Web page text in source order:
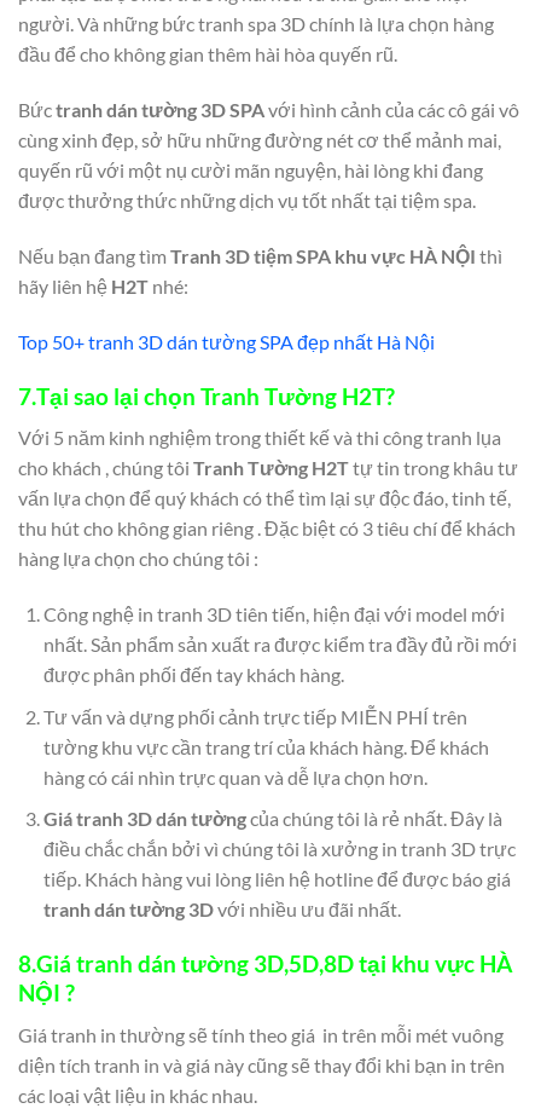
người. Và những bức tranh spa 3D chính là lựa chọn hàng
đầu để cho không gian thêm hài hòa quyến rũ.
Bứctranh dán tường 3D SPAvới hình cảnh của các cô gái vô
cùng xinh đẹp, sở hữu những đường nét cơ thể mảnh mai,
quyến rũ với một nụ cười mãn nguyện, hài lòng khi đang
được thưởng thức những dịch vụ tốt nhất tại tiệm spa.
Nếu bạn đang tìm Tranh 3D tiệm SPA khu vực HÀ NỘI thì
hãy liên hệ H2T nhé:
Top 50+ tranh 3D dán tường SPA đẹp nhất Hà Nội
7.Tại sao lại chọn Tranh Tường H2T?
Với 5 năm kinh nghiệm trong thiết kế và thi công tranh lụa
cho khách , chúng tôi Tranh Tường H2Ttự tin trong khâu tư
vấn lựa chọn để quý khách có thể tìm lại sự độc đáo, tinh tế,
thu hút cho không gian riêng . Đặc biệt có 3 tiêu chí để khách
hàng lựa chọn cho chúng tôi :
Công nghệ in tranh 3D tiên tiến, hiện đại với model mới
nhất. Sản phẩm sản xuất ra được kiểm tra đầy đủ rồi mới
được phân phối đến tay khách hàng.
Tư vấn và dựng phối cảnh trực tiếp MIỄN PHÍ trên
tường khu vực cần trang trí của khách hàng. Để khách
hàng có cái nhìn trực quan và dễ lựa chọn hơn.
Giá tranh 3D dán tườngcủa chúng tôi là rẻ nhất. Đây là
điều chắc chắn bởi vì chúng tôi là xưởng in tranh 3D trực
tiếp. Khách hàng vui lòng liên hệ hotline để được báo giá
tranhdán tường 3Dvới nhiều ưu đãi nhất.
8.Giá tranh dán tường 3D,5D,8Dtại khu vực HÀ
NỘI ?
Giá tranh in thường sẽ tính theo giá in trên mỗi mét vuông
diện tích tranh in và giá này cũng sẽ thay đổi khi bạn in trên
các loại vật liệu in khác nhau.